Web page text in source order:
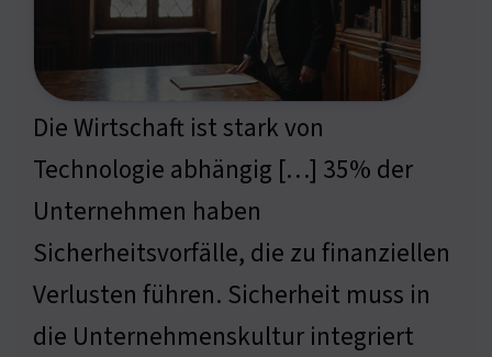
Die Wirtschaft ist stark von
Technologie abhängig […] 35% der
Unternehmen haben
Sicherheitsvorfälle, die zu finanziellen
Verlusten führen. Sicherheit muss in
die Unternehmenskultur integriert